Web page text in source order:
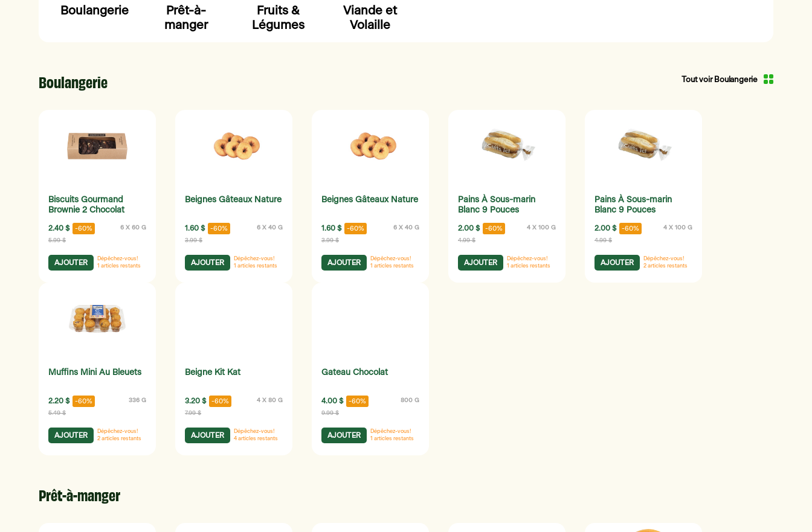
Boulangerie
Prêt-à-
manger
Fruits &
Légumes
Viande et
Volaille
Boulangerie Tout voir Boulangerie
Biscuits Gourmand
Brownie 2 Chocolat
2.40 $ -60% 6 X 60 G
5.99 $
AJOUTER
Dépêchez-vous!
1 articles restants
Beignes Gâteaux Nature
1.60 $ -60% 6 X 40 G
3.99 $
AJOUTER
Dépêchez-vous!
1 articles restants
Beignes Gâteaux Nature
1.60 $ -60% 6 X 40 G
3.99 $
AJOUTER
Dépêchez-vous!
1 articles restants
Pains À Sous-marin
Blanc 9 Pouces
2.00 $ -60% 4 X 100 G
4.99 $
AJOUTER
Dépêchez-vous!
1 articles restants
Pains À Sous-marin
Blanc 9 Pouces
2.00 $ -60% 4 X 100 G
4.99 $
AJOUTER
Dépêchez-vous!
2 articles restants
Muffins Mini Au Bleuets
2.20 $ -60% 336 G
5.49 $
AJOUTER
Dépêchez-vous!
2 articles restants
Beigne Kit Kat
3.20 $ -60% 4 X 80 G
7.99 $
AJOUTER
Dépêchez-vous!
4 articles restants
Gateau Chocolat
4.00 $ -60% 800 G
9.99 $
AJOUTER
Dépêchez-vous!
1 articles restants
Prêt-à-manger